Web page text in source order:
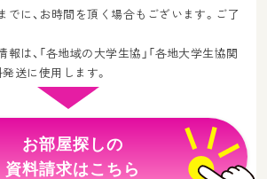
に、お時間を頂く場合もございます。ご了
は、「各地域の大学生協」「各地大学生協関
送に使用します。
お部屋探しの
資料請求はこちら